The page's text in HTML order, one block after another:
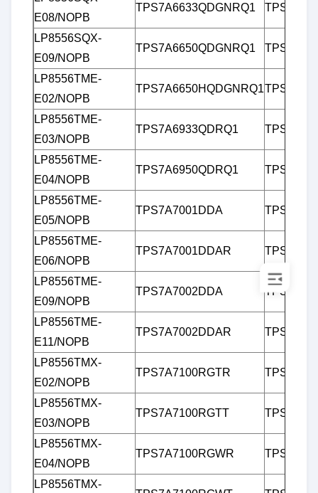
E08/NOPB
TPS7A6633QDGNRQ1
LP8556SQX-
E09/NOPB
TPS7A6650QDGNRQ1
LP8556TME-
E02/NOPB
TPS7A6650HQDGNRQ1
LP8556TME-
E03/NOPB
TPS7A6933QDRQ1
LP8556TME-
E04/NOPB
TPS7A6950QDRQ1
LP8556TME-
E05/NOPB
TPS7A7001DDA
LP8556TME-
E06/NOPB
TPS7A7001DDAR
LP8556TME-
E09/NOPB
TPS7A7002DDA
LP8556TME-
E11/NOPB
TPS7A7002DDAR
LP8556TMX-
E02/NOPB
TPS7A7100RGTR
LP8556TMX-
E03/NOPB
TPS7A7100RGTT
LP8556TMX-
E04/NOPB
TPS7A7100RGWR
LP8556TMX-